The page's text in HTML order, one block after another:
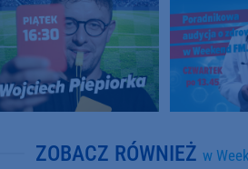
ZOBACZ RÓWNIEŻ w